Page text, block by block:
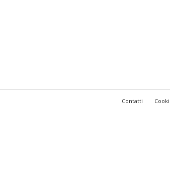
Contatti